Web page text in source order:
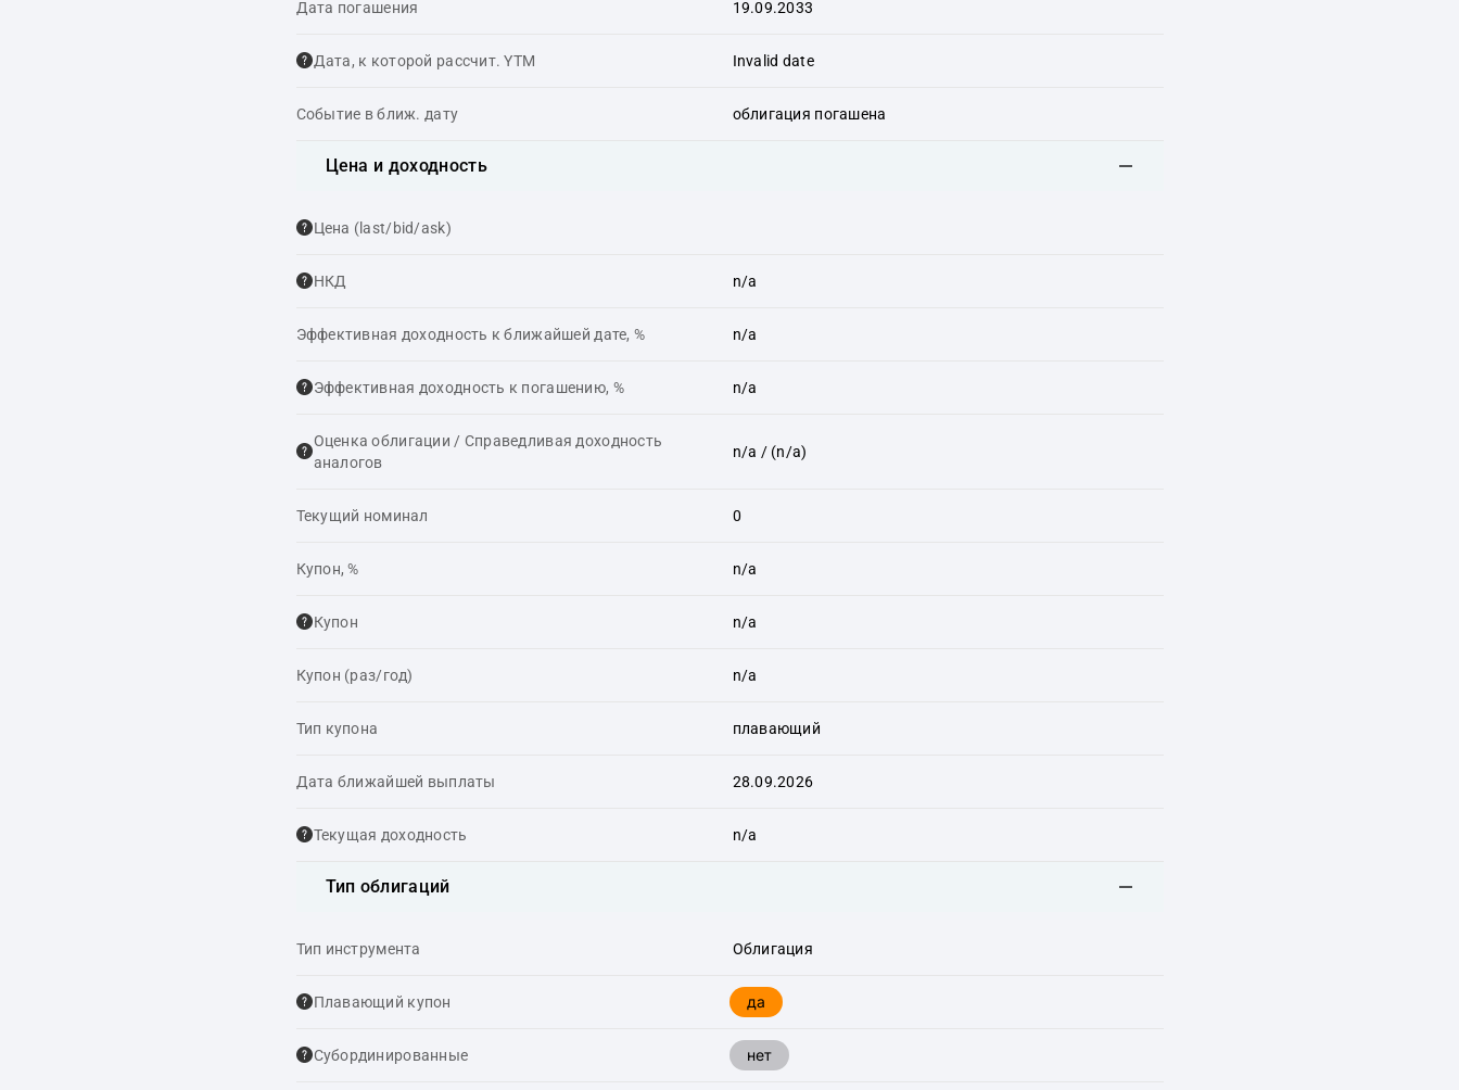
Дата погашения 19.09.2033
Дата, к которой рассчит. YTM Invalid date
Событие в ближ. дату облигация погашена
Цена и доходность
Цена (last/bid/ask)
НКД n/a
Эффективная доходность к ближайшей дате, % n/a
Эффективная доходность к погашению, % n/a
Оценка облигации / Справедливая доходность
аналогов
n/a / (n/a)
Текущий номинал 0
Купон, % n/a
Купон n/a
Купон (раз/год) n/a
Тип купона плавающий
Дата ближайшей выплаты 28.09.2026
Текущая доходность n/a
Тип облигаций
Тип инструмента Облигация
Плавающий купон да
Cубординированные нет